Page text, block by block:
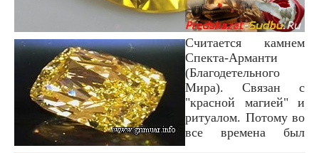
Считается камнем
Спекта-Арманти
(Благодетельного
Мира). Связан с
"красной магией" и
ритуалом. Потому во
все времена был